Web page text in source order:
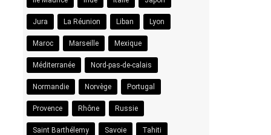
Jura La Réunion Liban Lyon
Maroc Marseille Mexique
Méditerranée Nord-pas-de-calais
Normandie Norvège Portugal
Provence Rhône Russie
Saint Barthélemy Savoie Tahiti